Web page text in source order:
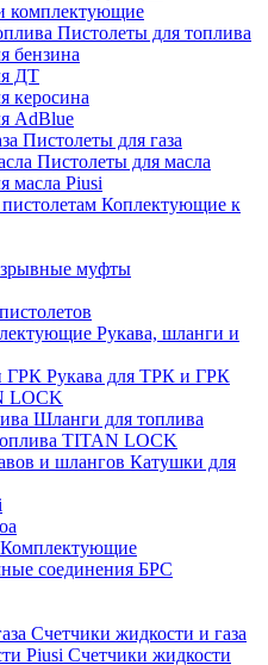
комплектующие
Пистолеты для топлива
бензина
ДТ
керосина
AdBlue
Пистолеты для газа
Пистолеты для масла
масла Piusi
Коплектующие к
муфты
Рукава, шланги и
Рукава для ТРК и ГРК
LOCK
Шланги для топлива
TITAN LOCK
Катушки для
Комплектующие
соединения БРС
Счетчики жидкости и газа
Счетчики жидкости